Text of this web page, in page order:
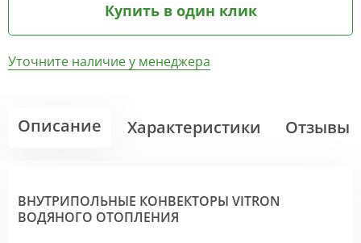
Купить в один клик
Уточните наличие у менеджера
Описание Характеристики Отзывы
ВНУТРИПОЛЬНЫЕ КОНВЕКТОРЫ VITRON
ВОДЯНОГО ОТОПЛЕНИЯ